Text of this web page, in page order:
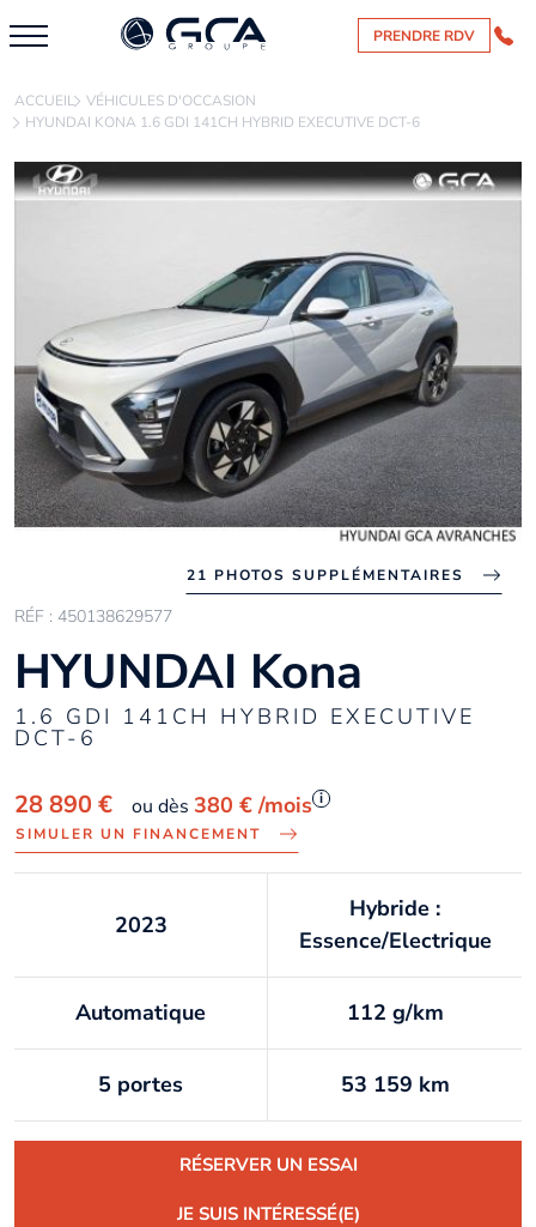
PRENDRE RDV
ACCUEIL VÉHICULES D'OCCASION
HYUNDAI KONA 1.6 GDI 141CH HYBRID EXECUTIVE DCT-6
21 PHOTOS SUPPLÉMENTAIRES
RÉF : 450138629577
HYUNDAI Kona
1.6 GDI 141CH HYBRID EXECUTIVE
DCT-6
28 890 € ou dès 380 € /mois i
SIMULER UN FINANCEMENT
2023
Hybride :
Essence/Electrique
Automatique 112 g/km
5 portes 53 159 km
RÉSERVER UN ESSAI
JE SUIS INTÉRESSÉ(E)